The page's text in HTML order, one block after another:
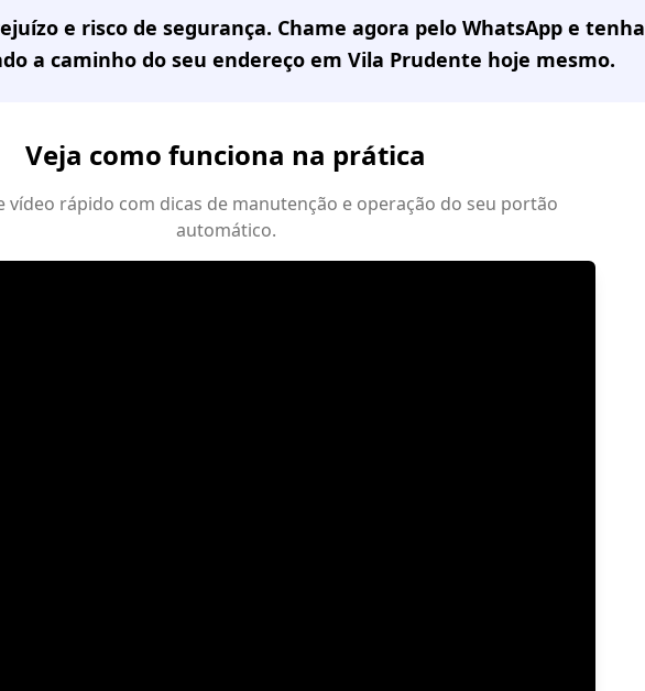
e risco de segurança. Chame agora pelo WhatsApp e tenha
a caminho do seu endereço em Vila Prudente hoje mesmo.
Veja como funciona na prática
vídeo rápido com dicas de manutenção e operação do seu portão
automático.